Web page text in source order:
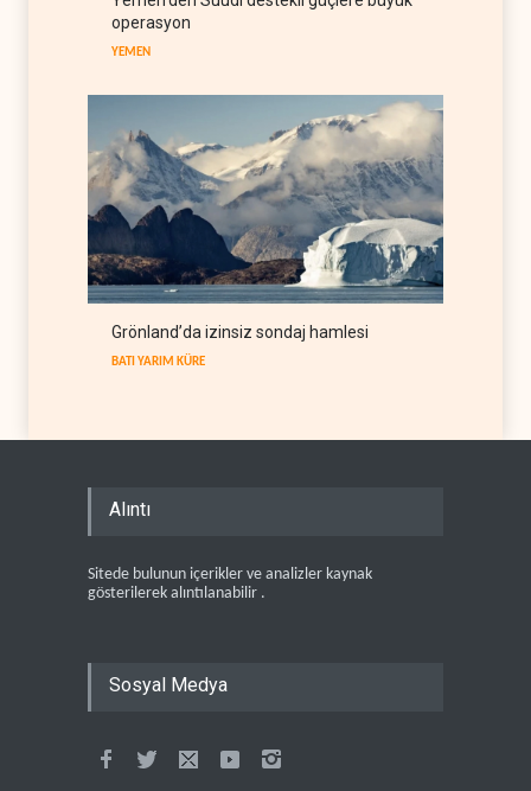
operasyon
YEMEN
Grönland’da izinsiz sondaj hamlesi
BATI YARIM KÜRE
Alıntı
Sitede bulunun içerikler ve analizler kaynak
gösterilerek alıntılanabilir .
Sosyal Medya